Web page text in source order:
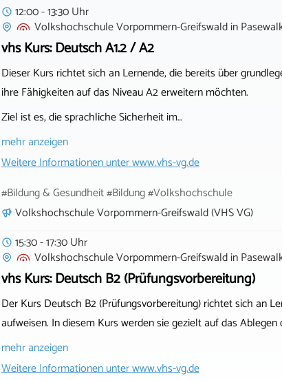
12:00 - 13:30 Uhr
Volkshochschule Vorpommern-Greifswaldin
vhs Kurs: Deutsch A1.2 / A2
Dieser Kurs richtet sich an Lernende, die bereits über
ihre Fähigkeiten auf das Niveau A2 erweitern möchten.
Ziel ist es, die sprachliche Sicherheit im…
mehr anzeigen
Weitere Informationen unterwww.vhs-vg.de
#Bildung & Gesundheit #Bildung #Volkshochschule
Volkshochschule Vorpommern-Greifswald (VHS VG)
15:30 - 17:30 Uhr
Volkshochschule Vorpommern-Greifswaldin
vhs Kurs: Deutsch B2 (Prüfungsvorbereitung)
Der Kurs Deutsch B2 (Prüfungsvorbereitung) richtet sich an
aufweisen. In diesem Kurs werden sie gezielt auf das
mehr anzeigen
Weitere Informationen unterwww.vhs-vg.de